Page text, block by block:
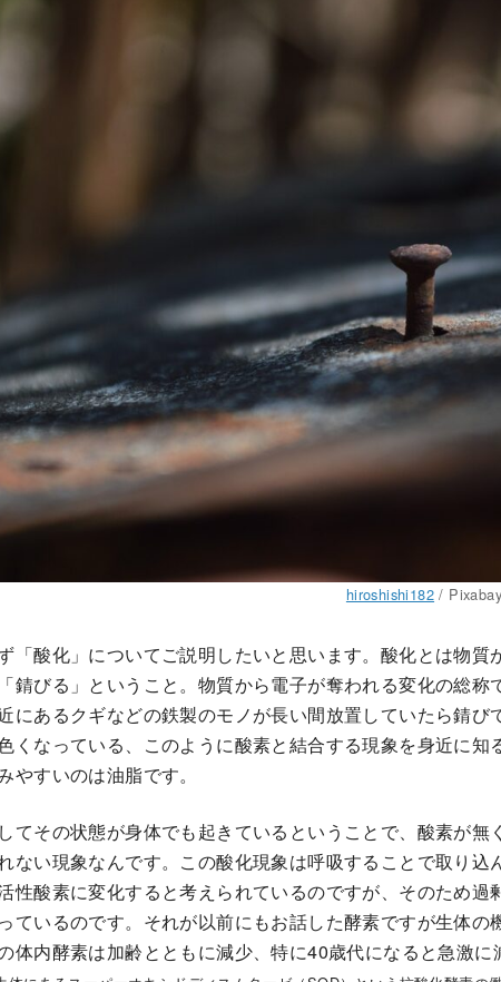
hiroshishi182 / Pixabay
「酸化」についてご説明したいと思います。酸化とは物
錆びる」ということ。物質から電子が奪われる変化の総称
にあるクギなどの鉄製のモノが長い間放置していたら錆
くなっている、このように酸素と結合する現象を身近に
やすいのは油脂です。
てその状態が身体でも起きているということで、酸素が
ない現象なんです。この酸化現象は呼吸することで取り
性酸素に変化すると考えられているのですが、そのため
ているのです。それが以前にもお話した酵素ですが生体
体内酵素は加齢とともに減少、特に40歳代になると急激に